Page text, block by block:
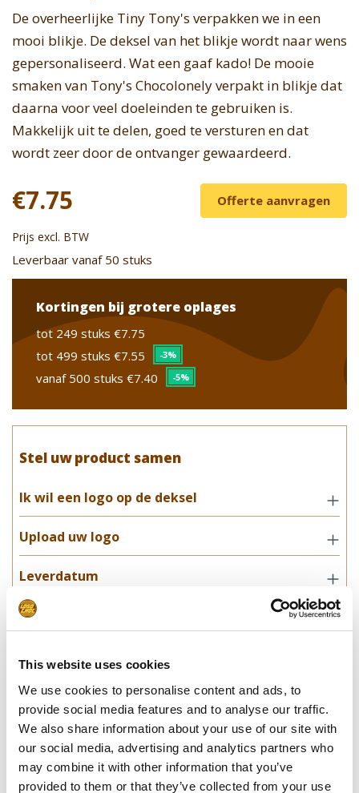
This website uses cookies
We use cookies to personalise content and ads, to
provide social media features and to analyse our traffic.
We also share information about your use of our site with
our social media, advertising and analytics partners who
may combine it with other information that you’ve
provided to them or that they’ve collected from your use
De overheerlijke Tiny Tony's verpakken we in een
mooi blikje. De deksel van het blikje wordt naar wens
gepersonaliseerd. Wat een gaaf kado! De mooie
smaken van Tony's Chocolonely verpakt in blikje dat
daarna voor veel doeleinden te gebruiken is.
Makkelijk uit te delen, goed te versturen en dat
wordt zeer door de ontvanger gewaardeerd.
€7.75 Offerte aanvragen
Prijs excl. BTW
Leverbaar vanaf 50 stuks
Kortingen bij grotere oplages
tot 249 stuks €7.75
tot 499 stuks €7.55 -3%
vanaf 500 stuks €7.40 -5%
Stel uw product samen
Ik wil een logo op de deksel
Upload uw logo
Leverdatum
Opmerkingen
**Uiteindelijke prijzen kunnen afwijken door mogelijke hercalculaties in
de winkelwagen.